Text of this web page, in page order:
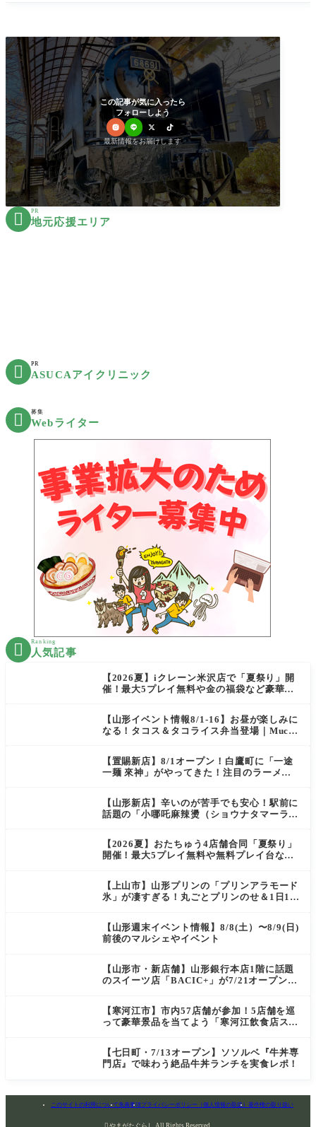
この記事が気に入ったら
フォローしよう
最新情報をお届けします
 PR
地元応援エリア
 PR
ASUCAアイクリニック
 募集
Webライター
 Ranking
人気記事
【2026夏】iクレーン米沢店で「夏祭り」開
催！最大5プレイ無料や金の福袋など豪華企
【山形イベント情報8/1-16】お昼が楽しみに
なる！タコス＆タコライス弁当登場｜Mucha
【置賜新店】8/1オープン！白鷹町に「一途
一麺 來神」がやってきた！注目のラーメン
【山形新店】辛いのが苦手でも安心！駅前に
話題の「小哪吒麻辣燙（ショウナタマーラー
【2026夏】おたちゅう4店舗合同「夏祭り」
開催！最大5プレイ無料や無料プレイ台など
田）
【上山市】山形プリンの「プリンアラモード
氷」が凄すぎる！丸ごとプリンのせ＆1日10
【山形週末イベント情報】8/8(土）〜8/9(日)
前後のマルシェやイベント
【山形市・新店舗】山形銀行本店1階に話題
のスイーツ店「BACIC+」が7/21オープン！
【寒河江市】市内57店舗が参加！5店舗を巡
って豪華景品を当てよう「寒河江飲食店スタ
【七日町・7/13オープン】ソソルベ『牛丼専
門店』で味わう絶品牛丼ランチを実食レポ！
このサイトの利用について免責事項プライバシーポリシー（個人情報の取扱） 著作権の取り扱い
 やまがたぐらし All Rights Reserved.